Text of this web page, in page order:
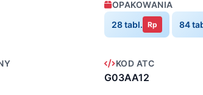
OPAKOWANIA
28 tabl. Rp 84
KOD ATC
G03AA12